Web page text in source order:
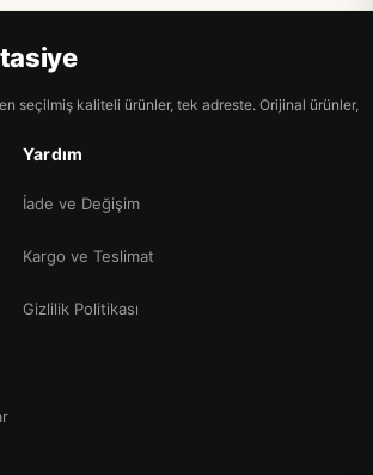
seçilmiş kaliteli ürünler, tek adreste. Orijinal ürünler,
Yardım
İade ve Değişim
Kargo ve Teslimat
Gizlilik Politikası